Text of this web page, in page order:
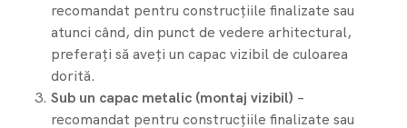
recomandat pentru construcțiile finalizate sau
atunci când, din punct de vedere arhitectural,
preferați să aveți un capac vizibil de culoarea
dorită.
Sub un capac metalic (montaj vizibil) –
recomandat pentru construcțiile finalizate sau